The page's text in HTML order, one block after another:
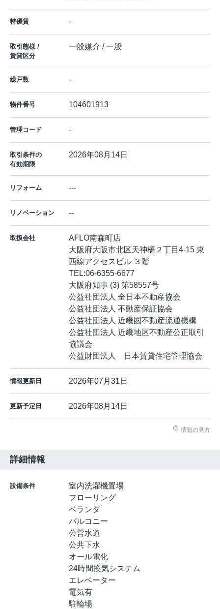
特優賃 -
取引態様 /
賃貸区分
一般媒介 / 一般
総戸数 -
物件番号 104601913
管理コード -
取引条件の
有効期限
2026年08月14日
リフォーム ---
リノベーション --
取扱会社
AFLO南森町店
大阪府大阪市北区天神橋２丁目4-15 東
西線アクセスビル ３階
TEL:06-6355-6677
大阪府知事 (3) 第58557号
公益社団法人 全日本不動産協会
公益社団法人 不動産保証協会
公益社団法人 近畿圏不動産流通機構
公益社団法人 近畿地区不動産公正取引
協議会
公益財団法人 日本賃貸住宅管理協会
情報更新日 2026年07月31日
更新予定日 2026年08月14日
情報の見方
詳細情報
設備条件
室内洗濯機置場
フローリング
ベランダ
バルコニー
公営水道
公共下水
オール電化
24時間換気システム
エレベーター
電気有
駐輪場